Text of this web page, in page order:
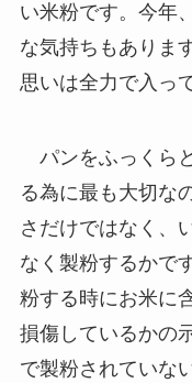
い米粉です。今年
な気持ちもありま
思いは全力で入っ
パンをふっくら
る為に最も大切な
さだけではなく、
なく製粉するかで
粉する時にお米に
損傷しているかの
で製粉されていな